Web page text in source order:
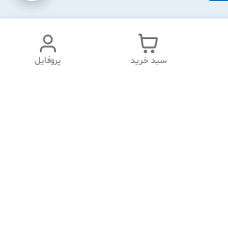
پروفایل سبد خرید